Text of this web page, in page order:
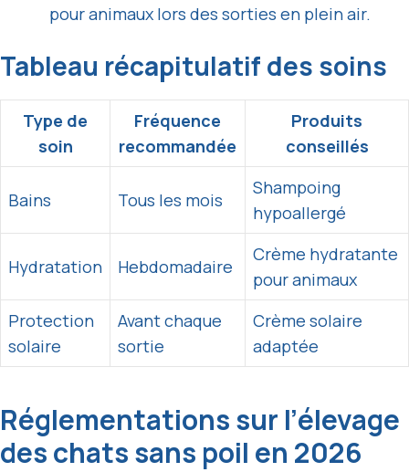
pour animaux lors des sorties en plein air.
Tableau récapitulatif des soins
Type de
soin
Fréquence
recommandée
Produits
conseillés
Bains Tous les mois
Shampoing
hypoallergé
Hydratation Hebdomadaire
Crème hydratante
pour animaux
Protection
solaire
Avant chaque
sortie
Crème solaire
adaptée
Réglementations sur l’élevage
des chats sans poil en 2026